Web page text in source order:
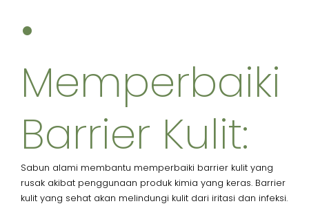
•
Memperbaiki
Barrier Kulit:
Sabun alami membantu memperbaiki barrier kulit yang
rusak akibat penggunaan produk kimia yang keras. Barrier
kulit yang sehat akan melindungi kulit dari iritasi dan infeksi.